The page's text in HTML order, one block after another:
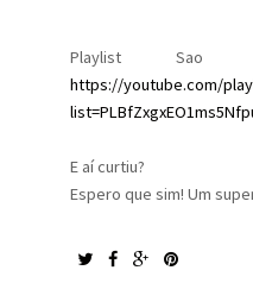
Playlist Sao
https://youtube.com/
E aí curtiu?
Espero que sim! Um